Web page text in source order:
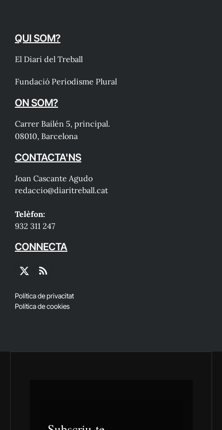
QUI SOM?
El Diari del Treball
Fundació Periodisme Plural
ON SOM?
Carrer Bailén 5, principal.
08010, Barcelona
CONTACTA'NS
Joan Cascante Agudo
redaccio@diaritreball.cat
Telèfon:
932 311 247
CONNECTA
X
RSS
Política de privacitat
Política de cookies